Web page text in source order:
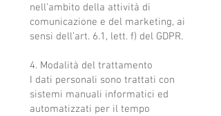
nell’ambito della attività di
comunicazione e del marketing, ai
sensi dell’art. 6.1, lett. f) del GDPR.
4. Modalità del trattamento
I dati personali sono trattati con
sistemi manuali informatici ed
automatizzati per il tempo